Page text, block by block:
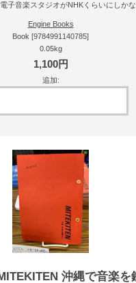
子音楽スタジオがNHKくらいにしかな
Engine Books
Book [9784991140785]
0.05kg
1,100円
追加:
沖縄で音楽を